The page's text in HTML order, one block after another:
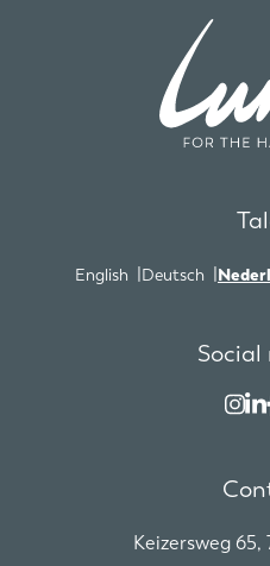
English Deutsch
Keizersweg 65,